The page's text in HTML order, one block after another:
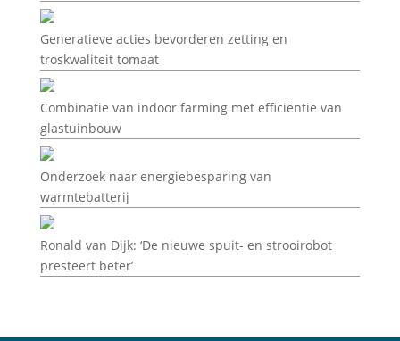
Generatieve acties bevorderen zetting en
troskwaliteit tomaat
Combinatie van indoor farming met efficiëntie van
glastuinbouw
Onderzoek naar energiebesparing van
warmtebatterij
Ronald van Dijk: ‘De nieuwe spuit- en strooirobot
presteert beter’